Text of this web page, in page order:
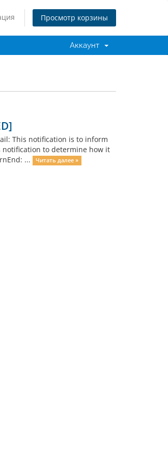
Просмотр корзины
Аккаунт
This notification is to inform
notification to determine how it
...
Читать далее »